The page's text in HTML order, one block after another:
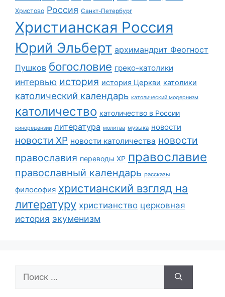
Христово Россия Санкт-Петербург
Христианская Россия
Юрий Эльберт архимандрит Феогност
Пушков богословие греко-католики
интервью история история Церкви католики
католический календарь католический модернизм
католичество католичество в России
кинорецензии литература молитва музыка новости
новости ХР новости католичества новости
православия переводы ХР православие
православный календарь рассказы
философия христианский взгляд на
литературу христианство церковная
история экуменизм